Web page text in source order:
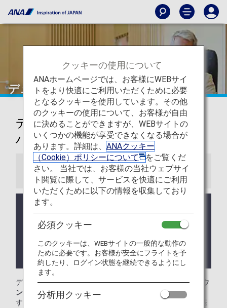
デュッセルドルフ
デュッセルドルフ国際空港 ルフト
ハンザラウンジ
お知らせ
ラウンジ所有者がANAではない空港においては事前
ります。
ラウンジが所在する国や州により入室条件に制約が
ある場合があります。
デュッセルドルフ国際空港では、ルフトハンザ セネターラウ
ンジ、ルフトハンザ ビジネスラウンジ
をご利用いただけま
す。本ページはANA国際線を利用される際のラウンジ入室基
クッキーの使用について
ANAホームページでは、お客様にWEBサイ
トをより快適にご利用いただくために必要
となるクッキーを使用しています。その他
のクッキーの使用について、お客様が自由
に決めることができますが、WEBサイトの
いくつかの機能が享受できなくなる場合が
あります。詳細は、 ANAクッキー
（Cookie）ポリシーについて
をご覧くだ
さい。 当社では、お客様の当社ウェブサイ
ト閲覧に際して、サービスを快適にご利用
いただくために以下の情報を収集しており
ます。
必須クッキー
このクッキーは、WEBサイトの一般的な動作の
ために必要です。お客様が安全にフライトを予
約したり、ログイン状態を継続できるようにし
ます。
分析用クッキー